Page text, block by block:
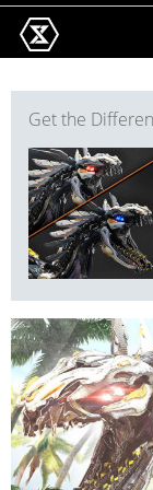
Get the